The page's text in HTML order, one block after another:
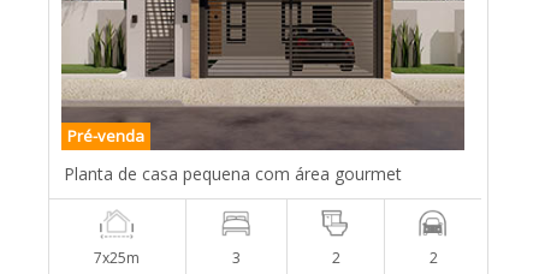
Pré-venda
Planta de casa pequena com área gourmet
7x25m 3 2 2